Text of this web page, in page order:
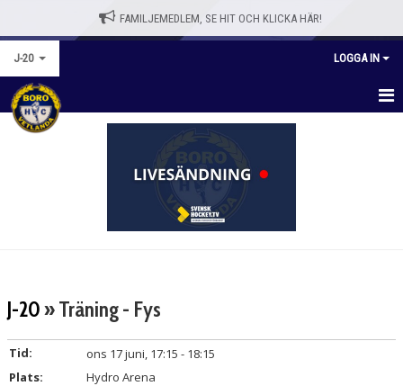
FAMILJEMEDLEM, SE HIT OCH KLICKA HÄR!
J-20 LOGGA IN
HEM
J-20» Träning - Fys
Tid:
ons 17 juni, 17:15 - 18:15
Plats:
Hydro Arena